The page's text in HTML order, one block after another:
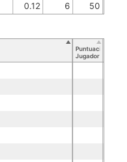
0.12 6 50
Puntuación
Jugador